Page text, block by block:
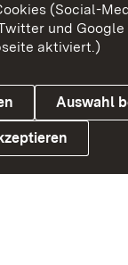
(Social-
und
aktiviert.)
Auswahl